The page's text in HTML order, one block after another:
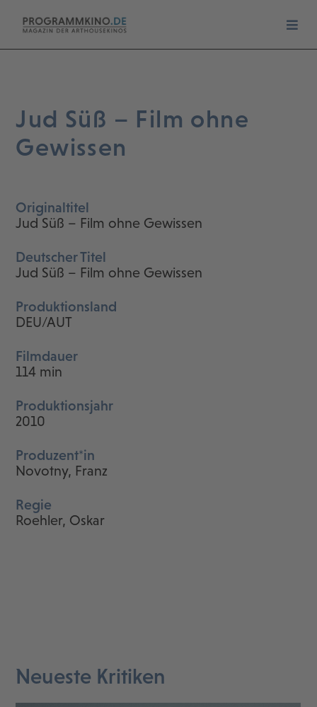
Jud Süß – Film ohne
Gewissen
Originaltitel
Jud Süß – Film ohne Gewissen
Deutscher Titel
Jud Süß – Film ohne Gewissen
Produktionsland
DEU/AUT
Filmdauer
114 min
Produktionsjahr
2010
Produzent*in
Novotny, Franz
Regie
Roehler, Oskar
Neueste Kritiken